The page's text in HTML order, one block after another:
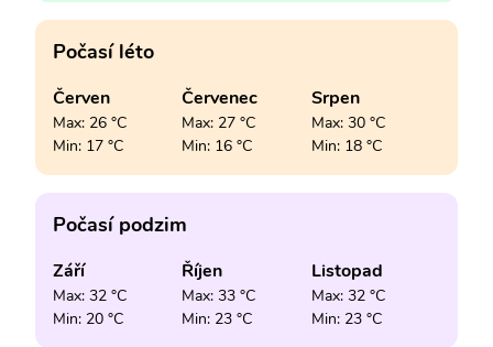
Počasí léto
Červen
Max: 26 °C
Min: 17 °C
Červenec
Max: 27 °C
Min: 16 °C
Srpen
Max: 30 °C
Min: 18 °C
Počasí podzim
Září
Max: 32 °C
Min: 20 °C
Říjen
Max: 33 °C
Min: 23 °C
Listopad
Max: 32 °C
Min: 23 °C